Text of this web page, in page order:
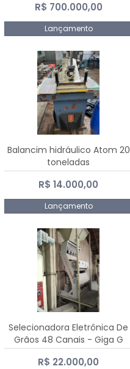
R$ 700.000,00
Lançamento
Balancim hidráulico Atom 20
toneladas
R$ 14.000,00
Lançamento
Selecionadora Eletrônica De
Grãos 48 Canais - Giga G
10000
R$ 22.000,00